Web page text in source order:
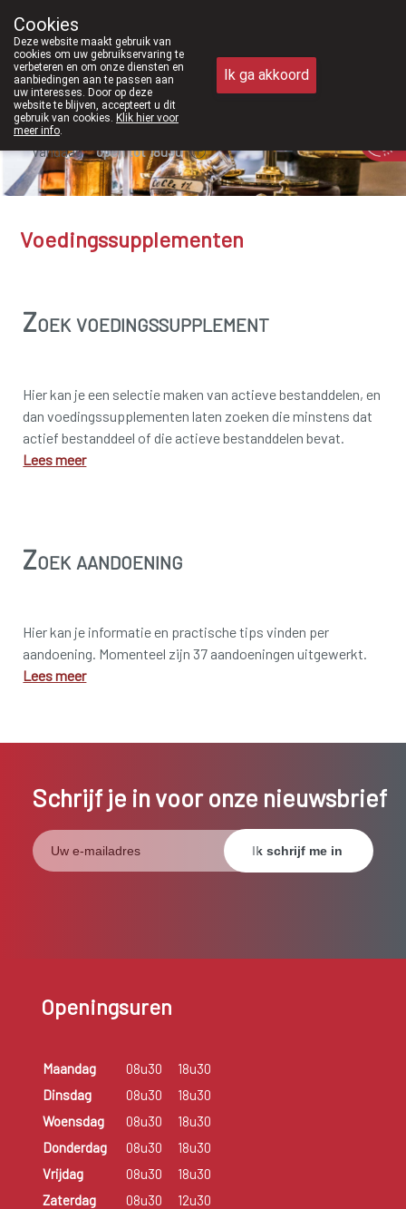
011/610300
Vandaag open tot 18u30
Voedingssupplementen
Zoek voedingssupplement
Hier kan je een selectie maken van actieve bestanddelen, en
dan voedingssupplementen laten zoeken die minstens dat
actief bestanddeel of die actieve bestanddelen bevat.
Lees meer
Zoek aandoening
Hier kan je informatie en practische tips vinden per
aandoening. Momenteel zijn 37 aandoeningen uitgewerkt.
Lees meer
Schrijf je in voor onze nieuwsbrief
Openingsuren
Maandag 08u30
18u30
Dinsdag
08u30
18u30
Woensdag
08u30
18u30
Donderdag
08u30
18u30
Vrijdag
08u30
18u30
Zaterdag
08u30
12u30
Cookies
Deze website maakt gebruik van
cookies om uw gebruikservaring te
verbeteren en om onze diensten en
aanbiedingen aan te passen aan
uw interesses. Door op deze
website te blijven, accepteert u dit
gebruik van cookies. Klik hier voor
meer info.
Ik ga akkoord